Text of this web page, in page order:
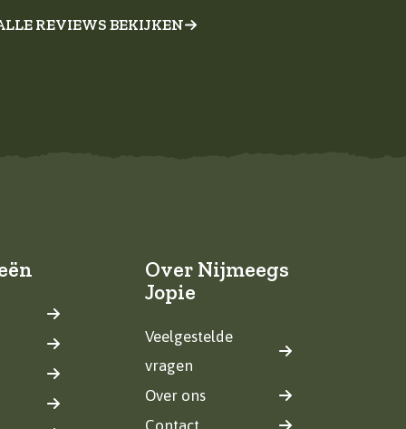
REVIEWS BEKIJKEN
Over Nijmeegs
Jopie
Veelgestelde
vragen
Over ons